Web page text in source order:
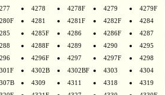
4278 4278F 4279
4279F
4281 4281F 4282F
4284
4285F 4286 4286F
4287
4288F 4289 4290
4295
4296F 4297 4297F
4298
4302B 4302BF 4303
4304
4309 4311 4318
4319